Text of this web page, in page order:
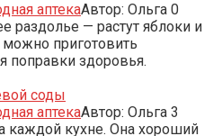
аптекаАвтор: Ольга 0
раздолье — растут яблоки и
можно приготовить
поправки здоровья.
соды
аптекаАвтор: Ольга 3
каждой кухне. Она хороший